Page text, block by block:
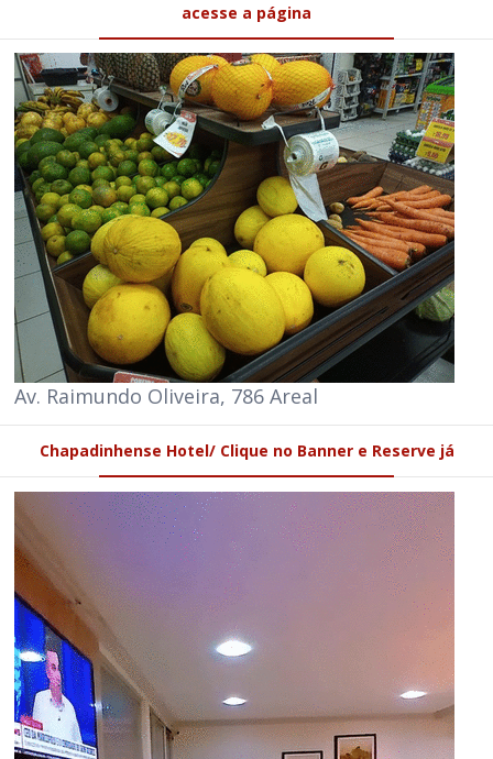
acesse a página
Av. Raimundo Oliveira, 786 Areal
Chapadinhense Hotel/ Clique no Banner e Reserve já